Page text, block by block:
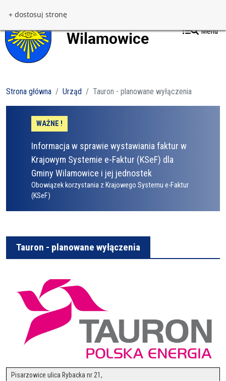
+ dostosuj stronę
Menu
Strona główna Urząd Tauron - planowane wyłączenia
WAŻNE !
Informacja w sprawie wystawiania faktur w
Krajowym Systemie e-Faktur (KSeF) dla
Gminy Wilamowice i jej jednostek
Obowiązek korzystania z Krajowego Systemu e-Faktur
(KSeF)
Tauron - planowane wyłączenia
Pisarzowice ulica Rybacka nr 21,